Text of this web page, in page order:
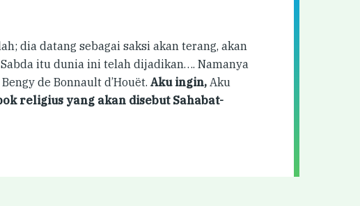
dia datang sebagai saksi akan terang, akan
itu dunia ini telah dijadikan…. Namanya
de Bonnault d’Houët. Aku ingin, Aku
religius yang akan disebut Sahabat-